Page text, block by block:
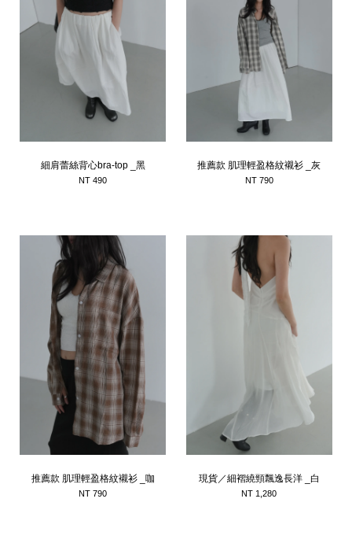
細肩蕾絲背心bra-top _黑
NT 490
推薦款 肌理輕盈格紋襯衫 _灰
NT 790
推薦款 肌理輕盈格紋襯衫 _咖
NT 790
現貨／細褶繞頸飄逸長洋 _白
NT 1,280